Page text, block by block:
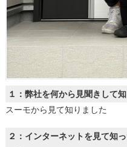
１：弊社を何から見聞きして
スーモから見て知りました
２：インターネットを見て知